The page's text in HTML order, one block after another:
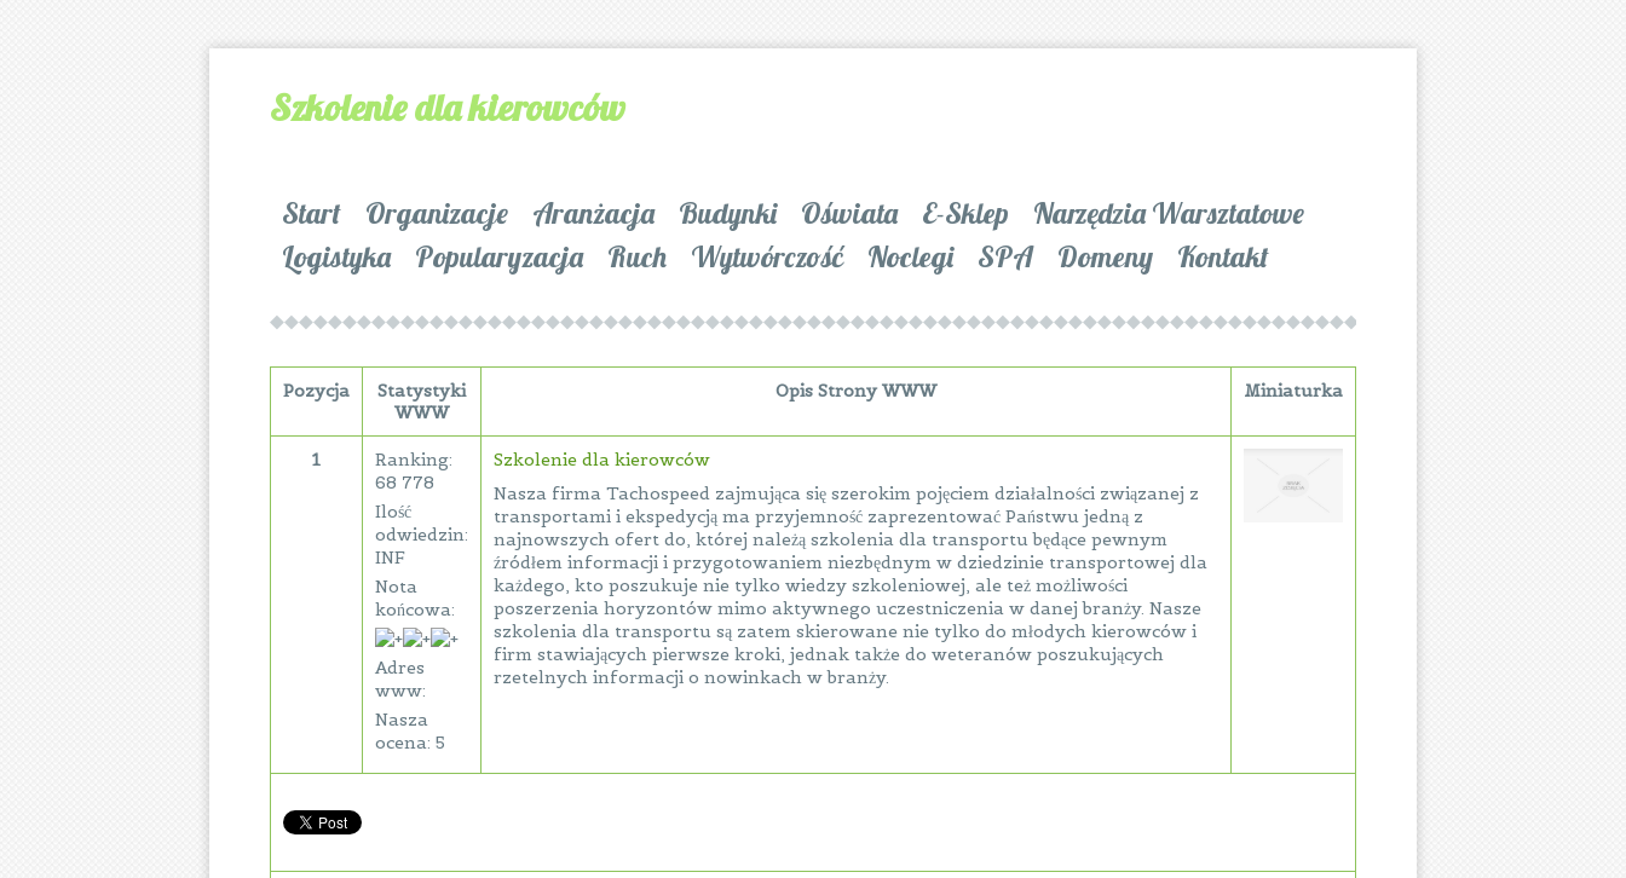
Szkolenie dla kierowców
Start Organizacje Aranżacja Budynki Oświata E-Sklep
Narzędzia Warsztatowe
Logistyka
Popularyzacja Ruch Wytwórczość Noclegi SPA Domeny Kontakt
Pozycja
Statystyki
WWW
Opis Strony WWW Miniaturka
1
Ranking:
68 778
Ilość
odwiedzin:
INF
Nota
końcowa:
Adres
www:
Nasza
ocena: 5
Szkolenie dla kierowców
Nasza firma Tachospeed zajmująca się szerokim pojęciem działalności związanej z
transportami i ekspedycją ma przyjemność zaprezentować Państwu jedną z
najnowszych ofert do, której należą szkolenia dla transportu będące pewnym
źródłem informacji i przygotowaniem niezbędnym w dziedzinie transportowej dla
każdego, kto poszukuje nie tylko wiedzy szkoleniowej, ale też możliwości
poszerzenia horyzontów mimo aktywnego uczestniczenia w danej branży. Nasze
szkolenia dla transportu są zatem skierowane nie tylko do młodych kierowców i
firm stawiających pierwsze kroki, jednak także do weteranów poszukujących
rzetelnych informacji o nowinkach w branży.